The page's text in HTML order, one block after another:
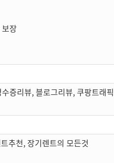
장
증리뷰, 블로그리뷰, 쿠팡트래
추천, 장기렌트의 모든것